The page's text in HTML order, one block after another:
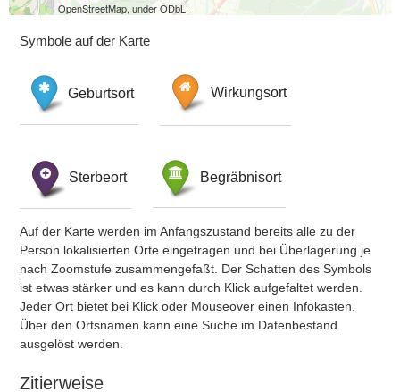
OpenStreetMap, under ODbL.
Symbole auf der Karte
Geburtsort Wirkungsort
Sterbeort Begräbnisort
Auf der Karte werden im Anfangszustand bereits alle zu der
Person lokalisierten Orte eingetragen und bei Überlagerung je
nach Zoomstufe zusammengefaßt. Der Schatten des Symbols
ist etwas stärker und es kann durch Klick aufgefaltet werden.
Jeder Ort bietet bei Klick oder Mouseover einen Infokasten.
Über den Ortsnamen kann eine Suche im Datenbestand
ausgelöst werden.
Zitierweise